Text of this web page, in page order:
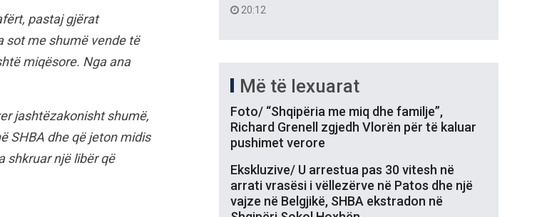
pastaj gjërat
sot me shumë vende të
miqësore. Nga ana
jashtëzakonisht shumë,
SHBA dhe që jeton midis
shkruar një libër që
20:12
Më të lexuarat
Foto/ “Shqipëria me miq dhe familje”,
Richard Grenell zgjedh Vlorën për të kaluar
pushimet verore
Ekskluzive/ U arrestua pas 30 vitesh në
arrati vrasësi i vëllezërve në Patos dhe një
vajze në Belgjikë, SHBA ekstradon në